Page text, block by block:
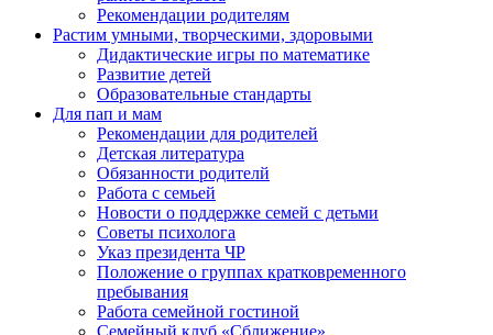
Рекомендации родителям
Растим умными, творческими, здоровыми
Дидактические игры по математике
Развитие детей
Образовательные стандарты
Для пап и мам
Рекомендации для родителей
Детская литература
Обязанности родителй
Работа с семьей
Новости о поддержке семей с детьми
Советы психолога
Указ президента ЧР
Положение о группах кратковременного
пребывания
Работа семейной гостиной
Семейный клуб «Сближение»